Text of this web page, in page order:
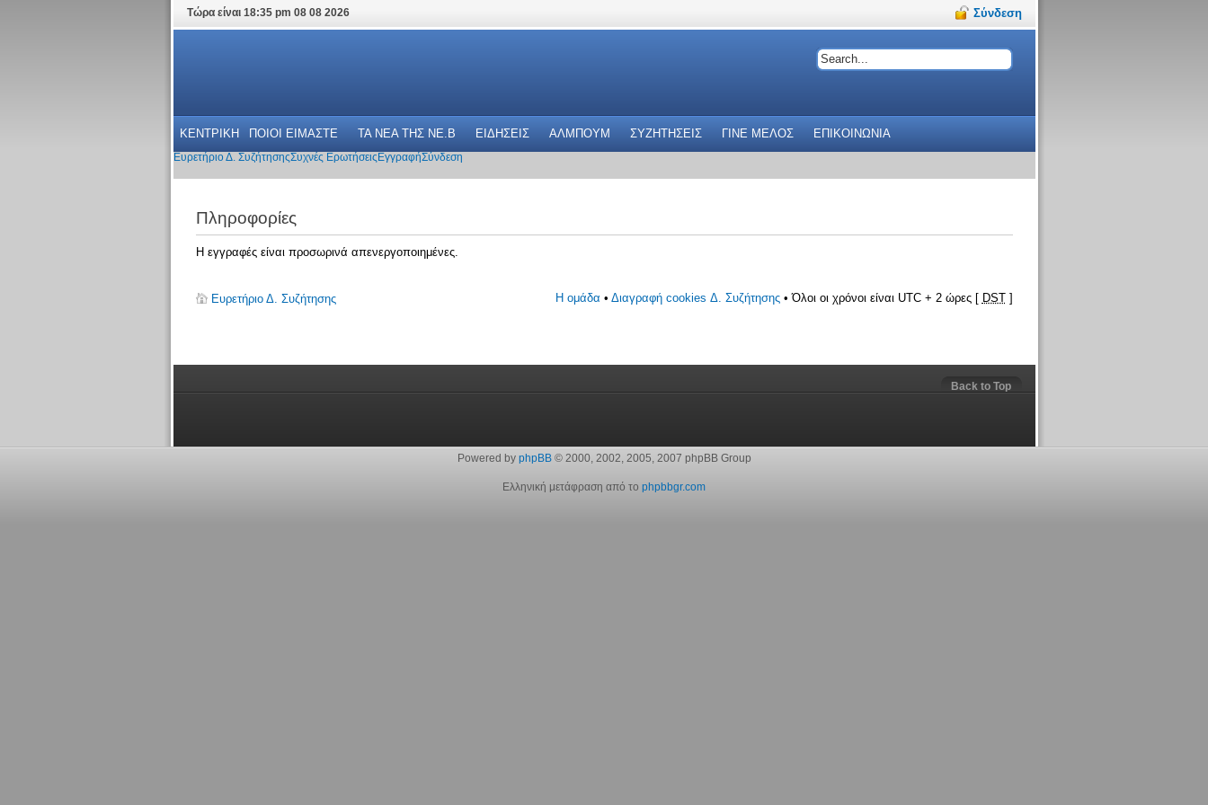
Τώρα είναι 18:35 pm 08 08 2026 Σύνδεση
ΚΕΝΤΡΙΚΗ ΠΟΙΟΙ ΕΙΜΑΣΤΕ ΤΑ ΝΕΑ THΣ NE.B ΕΙΔΗΣΕΙΣ ΑΛΜΠΟΥΜ ΣΥΖΗΤΗΣΕΙΣ ΓΙΝΕ ΜΕΛΟΣ ΕΠΙΚΟΙΝΩΝΙΑ
Ευρετήριο Δ. ΣυζήτησηςΣυχνές Ερωτήσεις ΕγγραφήΣύνδεση
Πληροφορίες
Η εγγραφές είναι προσωρινά απενεργοποιημένες.
Ευρετήριο Δ. Συζήτησης Η ομάδα • Διαγραφή cookies Δ. Συζήτησης• Όλοι οι χρόνοι είναι UTC + 2 ώρες [ DST]
Back to Top
Powered by phpBB© 2000, 2002, 2005, 2007 phpBB Group
Ελληνική μετάφραση από το phpbbgr.com